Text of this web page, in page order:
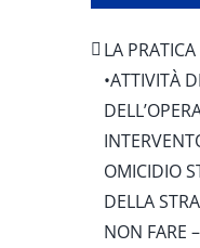
LA
•ATTIVITÀ
OMICIDIO
DELLA
NON FARE